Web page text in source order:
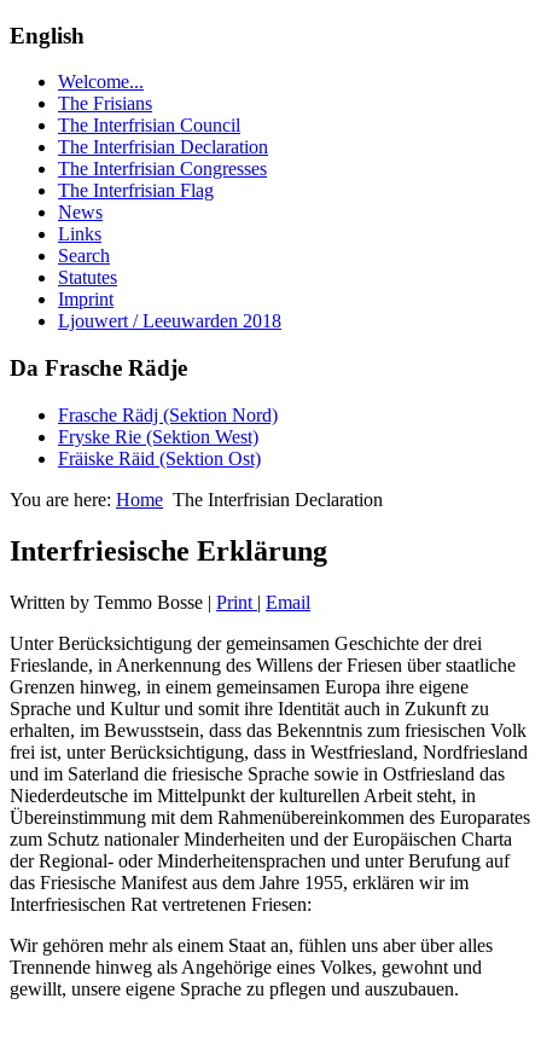
English
Welcome...
The Frisians
The Interfrisian Council
The Interfrisian Declaration
The Interfrisian Congresses
The Interfrisian Flag
News
Links
Search
Statutes
Imprint
Ljouwert / Leeuwarden 2018
Da Frasche Rädje
Frasche Rädj (Sektion Nord)
Fryske Rie (Sektion West)
Fräiske Räid (Sektion Ost)
You are here: Home The Interfrisian Declaration
Interfriesische Erklärung
Written by Temmo Bosse | Print | Email
Unter Berücksichtigung der gemeinsamen Geschichte der drei
Frieslande, in Anerkennung des Willens der Friesen über staatliche
Grenzen hinweg, in einem gemeinsamen Europa ihre eigene
Sprache und Kultur und somit ihre Identität auch in Zukunft zu
erhalten, im Bewusstsein, dass das Bekenntnis zum friesischen Volk
frei ist, unter Berücksichtigung, dass in Westfriesland, Nordfriesland
und im Saterland die friesische Sprache sowie in Ostfriesland das
Niederdeutsche im Mittelpunkt der kulturellen Arbeit steht, in
Übereinstimmung mit dem Rahmenübereinkommen des Europarates
zum Schutz nationaler Minderheiten und der Europäischen Charta
der Regional- oder Minderheitensprachen und unter Berufung auf
das Friesische Manifest aus dem Jahre 1955, erklären wir im
Interfriesischen Rat vertretenen Friesen:
Wir gehören mehr als einem Staat an, fühlen uns aber über alles
Trennende hinweg als Angehörige eines Volkes, gewohnt und
gewillt, unsere eigene Sprache zu pflegen und auszubauen.